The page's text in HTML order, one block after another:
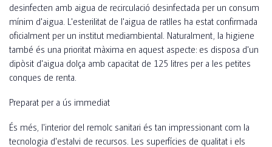
desinfecten amb aigua de recirculació desinfectada per un consum
mínim d'aigua. L'esterilitat de l'aigua de ratlles ha estat confirmada
oficialment per un institut mediambiental. Naturalment, la higiene
també és una prioritat màxima en aquest aspecte: es disposa d'un
dipòsit d'aigua dolça amb capacitat de 125 litres per a les petites
conques de renta.
Preparat per a ús immediat
És més, l'interior del remolc sanitari és tan impressionant com la
tecnologia d'estalvi de recursos. Les superfícies de qualitat i els